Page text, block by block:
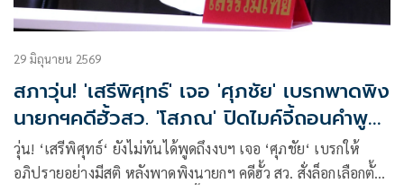
29 มิถุนายน 2569
สภาวุ่น! 'เสรีพิศุทธ์' เจอ 'ศุภชัย' เบรกพาดพิง
นายกฯคดีฮั้วสว. 'โสภณ' ปิดไมค์จี้ถอนคำพูด
'ปธ.สภาฯ' อยู่ฝ่ายรัฐบาล
วุ่น! ‘เสรีพิศุทธ์‘ ยังไม่ทันได้พูดถึงงบฯ เจอ ‘ศุภชัย‘ เบรกให้
อภิปรายอย่างมีสติ หลังพาดพิงนายกฯ คดีฮั้ว สว. สั่งล็อกเลือกตั้ง